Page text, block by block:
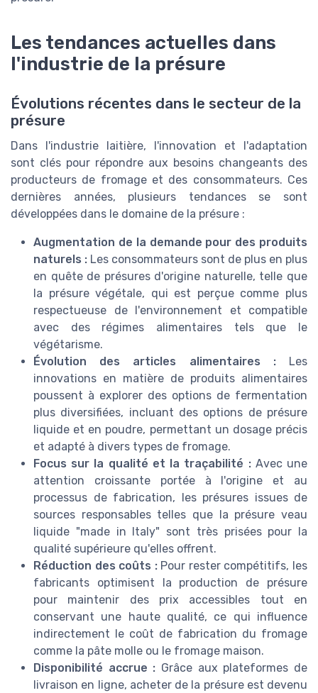
Les tendances actuelles dans
l'industrie de la présure
Évolutions récentes dans le secteur de la
présure
Dans l'industrie laitière, l'innovation et l'adaptation
sont clés pour répondre aux besoins changeants des
producteurs de fromage et des consommateurs. Ces
dernières années, plusieurs tendances se sont
développées dans le domaine de la présure :
Augmentation de la demande pour des produits
naturels : Les consommateurs sont de plus en plus
en quête de présures d'origine naturelle, telle que
la présure végétale, qui est perçue comme plus
respectueuse de l'environnement et compatible
avec des régimes alimentaires tels que le
végétarisme.
Évolution des articles alimentaires :Les
innovations en matière de produits alimentaires
poussent à explorer des options de fermentation
plus diversifiées, incluant des options de présure
liquide et en poudre, permettant un dosage précis
et adapté à divers types de fromage.
Focus sur la qualité et la traçabilité :Avec une
attention croissante portée à l'origine et au
processus de fabrication, les présures issues de
sources responsables telles que la présure veau
liquide "made in Italy" sont très prisées pour la
qualité supérieure qu'elles offrent.
Réduction des coûts :Pour rester compétitifs, les
fabricants optimisent la production de présure
pour maintenir des prix accessibles tout en
conservant une haute qualité, ce qui influence
indirectement le coût de fabrication du fromage
comme la pâte molle ou le fromage maison.
Disponibilité accrue : Grâce aux plateformes de
livraison en ligne, acheter de la présure est devenu